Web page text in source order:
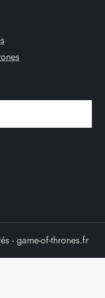
- game-of-thrones.fr